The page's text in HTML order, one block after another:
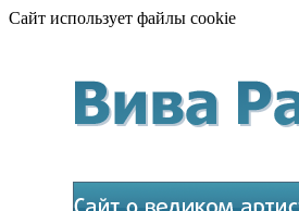
Сайт использует файлы cookie